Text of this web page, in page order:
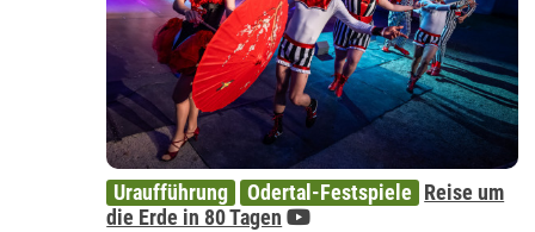
Uraufführung Odertal-Festspiele Reise um
die Erde in 80 Tagen